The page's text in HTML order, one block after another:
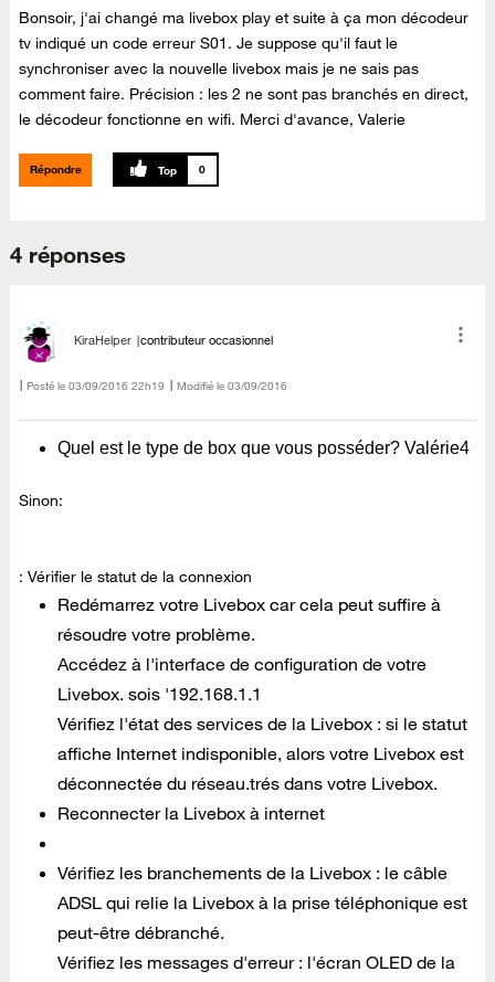
Bonsoir, j'ai changé ma livebox play et suite à ça mon décodeur
tv indiqué un code erreur S01. Je suppose qu'il faut le
synchroniser avec la nouvelle livebox mais je ne sais pas
comment faire. Précision : les 2 ne sont pas branchés en direct,
le décodeur fonctionne en wifi. Merci d'avance, Valerie
Répondre 0
4 réponses
KiraHelper contributeur occasionnel
Posté le ‎03/09/2016 22h19 Modifié le 03/09/2016
Quel est le type de box que vous posséder? Valérie4
Sinon:
: Vérifier le statut de la connexion
Redémarrez votre Livebox car cela peut suffire à
résoudre votre problème.
Accédez à l'interface de configuration de votre
Livebox. sois '192.168.1.1
Vérifiez l'état des services de la Livebox : si le statut
affiche Internet indisponible, alors votre Livebox est
déconnectée du réseau.trés dans votre Livebox.
Reconnecter la Livebox à internet
Vérifiez les branchements de la Livebox : le câble
ADSL qui relie la Livebox à la prise téléphonique est
peut-être débranché.
Vérifiez les messages d'erreur : l'écran OLED de la